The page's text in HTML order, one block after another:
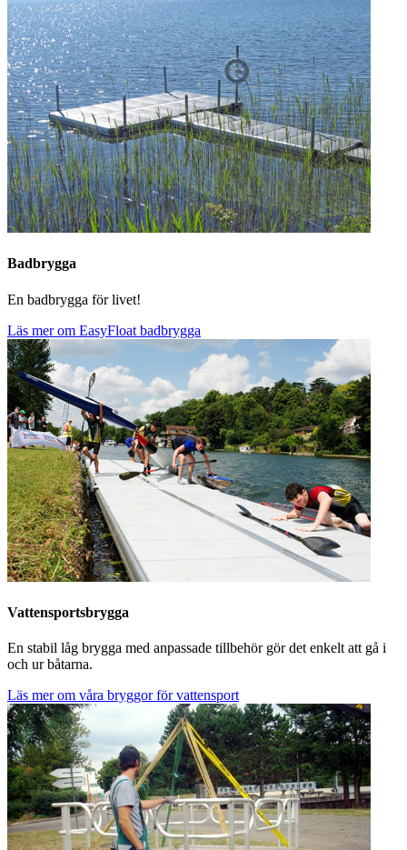
Badbrygga
En badbrygga för livet!
Läs mer om EasyFloat badbrygga
Vattensportsbrygga
En stabil låg brygga med anpassade tillbehör gör det enkelt att gå i
och ur båtarna.
Läs mer om våra bryggor för vattensport